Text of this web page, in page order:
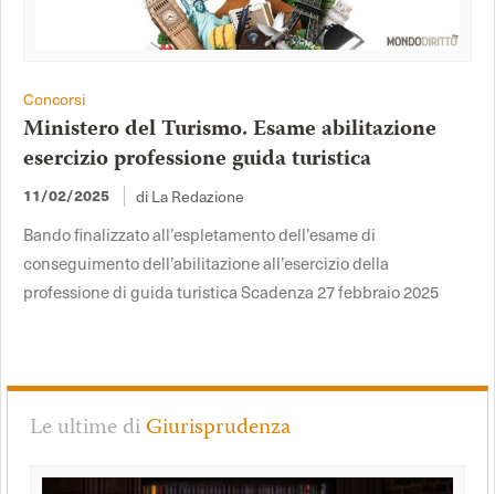
Concorsi
Ministero del Turismo. Esame abilitazione
esercizio professione guida turistica
11/02/2025 di La Redazione
Bando finalizzato all’espletamento dell’esame di
conseguimento dell’abilitazione all’esercizio della
professione di guida turistica Scadenza 27 febbraio 2025
Le ultime diGiurisprudenza